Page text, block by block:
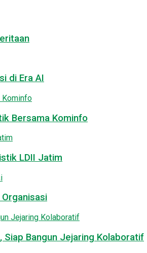
di Era AI
Bersama Kominfo
LDII Jatim
Siap Bangun Jejaring Kolaboratif